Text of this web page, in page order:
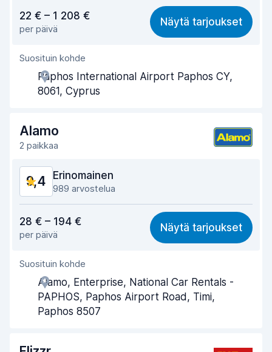
9,3
Löytämisen helppous 9,4
Toimihenkilön avuliaisuus
Noutonopeus
Auton siisteys 9,7
Auton kunto
22 € – 1 208 €
per päivä
Näytä tarjoukset
Suosituin kohde
Paphos International Airport Paphos CY,
8061, Cyprus
Alamo
2 paikkaa
9,4 Erinomainen
989 arvostelua
9,2
Löytämisen helppous 9,2
Toimihenkilön avuliaisuus
Noutonopeus
Palautusnopeus
Auton siisteys 9,6
28 € – 194 €
per päivä
Näytä tarjoukset
Suosituin kohde
Alamo, Enterprise, National Car Rentals -
PAPHOS, Paphos Airport Road, Timi,
Paphos 8507